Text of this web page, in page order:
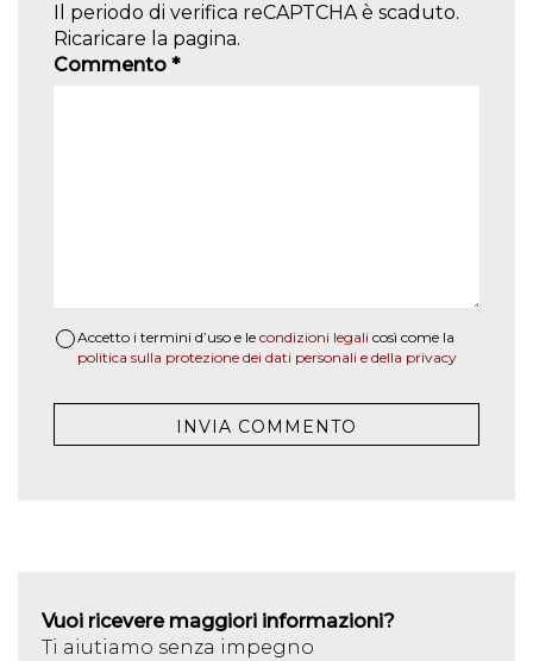
Il periodo di verifica reCAPTCHA è scaduto.
Ricaricare la pagina.
Commento *
Accetto i termini d’uso e le condizioni legali così come la
politica sulla protezione dei dati personali e della privacy
Vuoi ricevere maggiori informazioni?
Ti aiutiamo senza impegno